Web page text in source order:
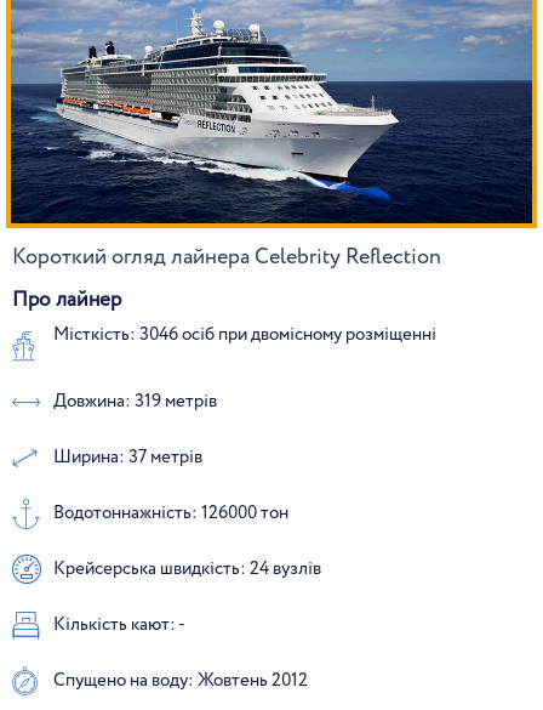
Короткий огляд лайнера Celebrity Reflection
Про лайнер
Місткість: 3046 осіб при двомісному розміщенні
Довжина: 319 метрів
Ширина: 37 метрів
Водотоннажність: 126000 тон
Крейсерська швидкість: 24 вузлів
Кількість кают: -
Спущено на воду: Жовтень 2012